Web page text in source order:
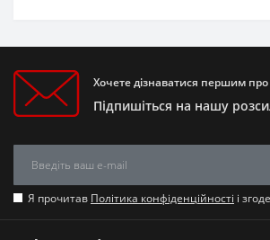
Хочете дізнаватися першим про
Підпишіться на нашу
Я прочитав Політика конфіденційності і